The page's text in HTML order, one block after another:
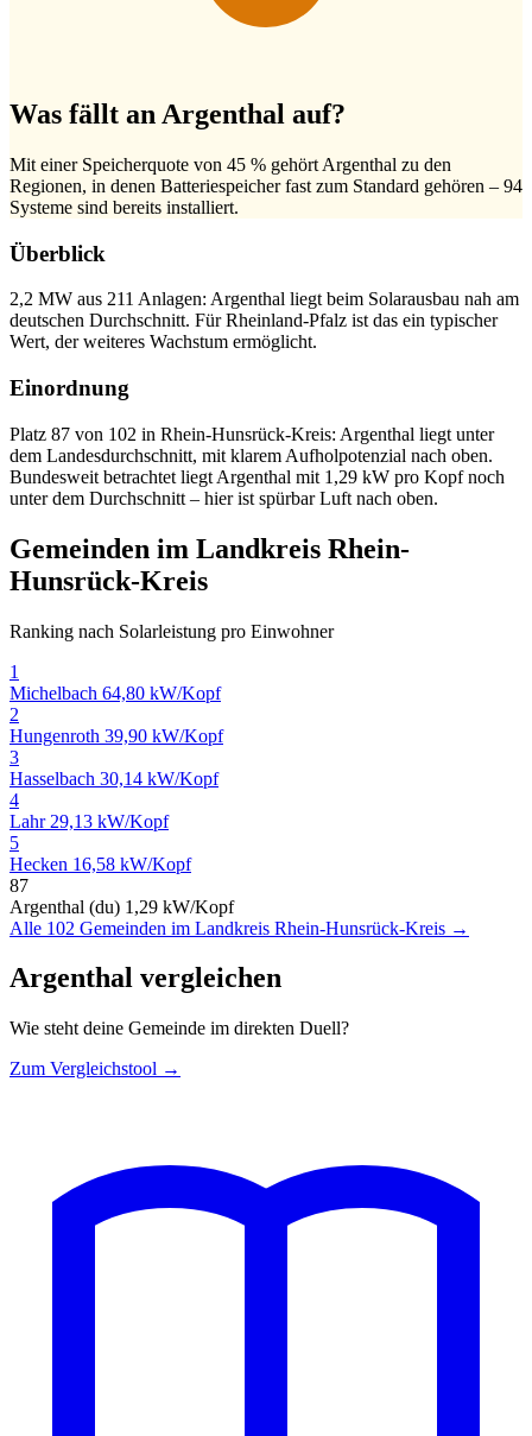
Was fällt an Argenthal auf?
Mit einer Speicherquote von 45 % gehört Argenthal zu den
Regionen, in denen Batteriespeicher fast zum Standard gehören – 94
Systeme sind bereits installiert.
Überblick
2,2 MW aus 211 Anlagen: Argenthal liegt beim Solarausbau nah am
deutschen Durchschnitt. Für Rheinland-Pfalz ist das ein typischer
Wert, der weiteres Wachstum ermöglicht.
Einordnung
Platz 87 von 102 in Rhein-Hunsrück-Kreis: Argenthal liegt unter
dem Landesdurchschnitt, mit klarem Aufholpotenzial nach oben.
Bundesweit betrachtet liegt Argenthal mit 1,29 kW pro Kopf noch
unter dem Durchschnitt – hier ist spürbar Luft nach oben.
Gemeinden im Landkreis Rhein-
Hunsrück-Kreis
Ranking nach Solarleistung pro Einwohner
1
Michelbach 64,80 kW/Kopf
2
Hungenroth 39,90 kW/Kopf
3
Hasselbach 30,14 kW/Kopf
4
Lahr 29,13 kW/Kopf
5
Hecken 16,58 kW/Kopf
87
Argenthal (du) 1,29 kW/Kopf
Alle 102 Gemeinden im Landkreis Rhein-Hunsrück-Kreis →
Argenthal vergleichen
Wie steht deine Gemeinde im direkten Duell?
Zum Vergleichstool →